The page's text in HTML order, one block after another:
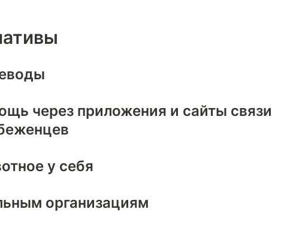
через приложения и сайты связи
у себя
организациям